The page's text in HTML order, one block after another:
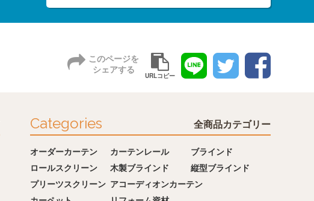
このページを
シェアする
URLコピー
Categories 全商品カテゴリー
オーダーカーテン カーテンレール
ブラインド
ロールスクリーン
木製ブラインド
縦型ブラインド
プリーツスクリーン アコーディオンカーテン